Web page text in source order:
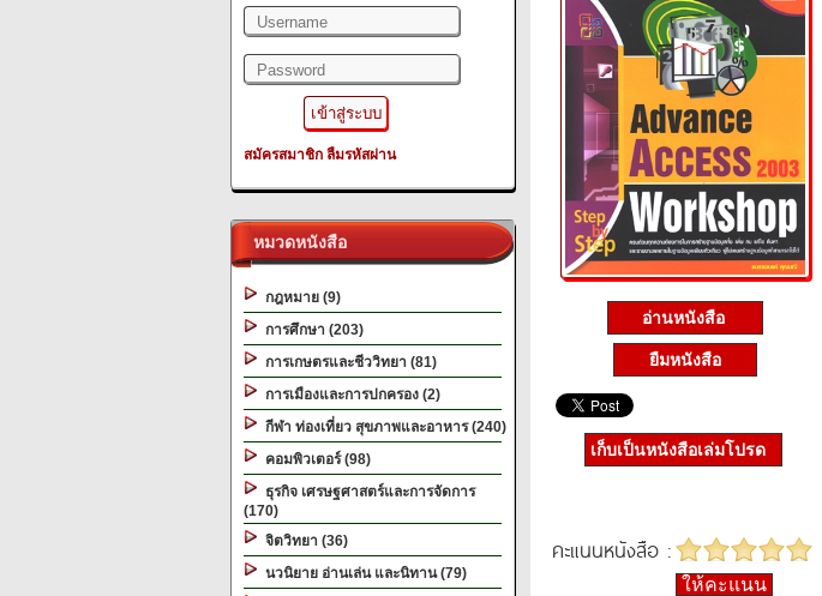
สมัครสมาชิก ลืมรหัสผ่าน
หมวดหนังสือ
กฎหมาย (9)
การศึกษา (203)
การเกษตรและชีววิทยา (81)
การเมืองและการปกครอง (2)
กีฬา ท่องเที่ยว สุขภาพและอาหาร (240)
คอมพิวเตอร์ (98)
ธุรกิจ เศรษฐศาสตร์และการจัดการ
(170)
จิตวิทยา (36)
นวนิยาย อ่านเล่น และนิทาน (79)
อ่านหนังสือ
ยืมหนังสือ
เก็บเป็นหนังสือเล่มโปรด
คะแนนหนังสือ :
ให้คะแนน